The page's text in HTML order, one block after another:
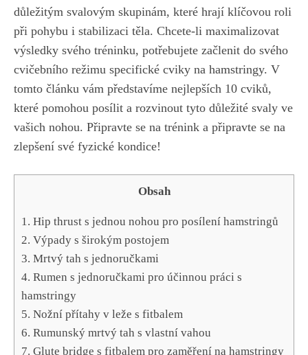
důležitým svalovým skupinám, které hrají klíčovou roli
při pohybu i stabilizaci těla.⁤ Chcete-li maximalizovat
výsledky svého tréninku, potřebujete začlenit do svého
cvičebního režimu specifické cviky na hamstringy. V
tomto článku vám představíme nejlepších 10 cviků,
které pomohou posílit a rozvinout tyto důležité svaly ve​
vašich nohou. Připravte se na trénink a​ připravte se na
zlepšení své fyzické kondice!
Obsah
1. Hip ⁢thrust s jednou⁤ nohou pro posílení hamstringů
2. Výpady s širokým postojem
3. Mrtvý tah s jednoručkami
4. Rumen s jednoručkami pro účinnou práci s
hamstringy
5. Nožní přítahy v leže s fitbalem
6. Rumunský mrtvý tah s vlastní⁤ vahou
7. Glute bridge ⁤s fitbalem pro zaměření na hamstringy